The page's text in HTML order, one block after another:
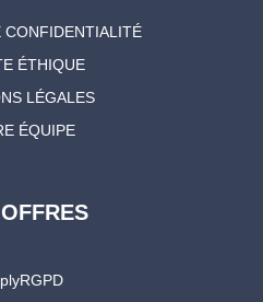
CONFIDENTIALITÉ
ÉTHIQUE
LÉGALES
ÉQUIPE